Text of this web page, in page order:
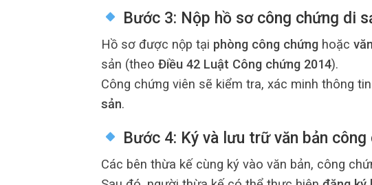
Bước 3: Nộp hồ sơ công chứng di
Hồ sơ được nộp tại phòng công chứng hoặc
sản (theo Điều 42 Luật Công chứng 2014).
Công chứng viên sẽ kiểm tra, xác minh thông
sản.
Bước 4: Ký và lưu trữ văn bản công
Các bên thừa kế cùng ký vào văn bản, công